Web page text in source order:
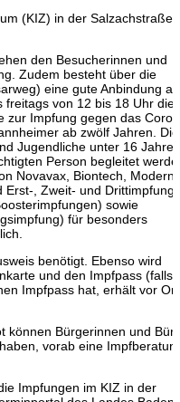
(KIZ) in der Salzachstraße
den Besucherinnen und
Zudem besteht über die
eine gute Anbindung an
freitags von 12 bis 18 Uhr die
zur Impfung gegen das
ab zwölf Jahren. Die
Jugendliche unter 16 Jahren
Person begleitet
Novavax, Biontech,
Erst-, Zweit- und
sowie
für besonders
benötigt. Ebenso wird
und den Impfpass (falls
Impfpass hat, erhält vor Ort
können Bürgerinnen und
vorab eine
Impfungen im KIZ in der